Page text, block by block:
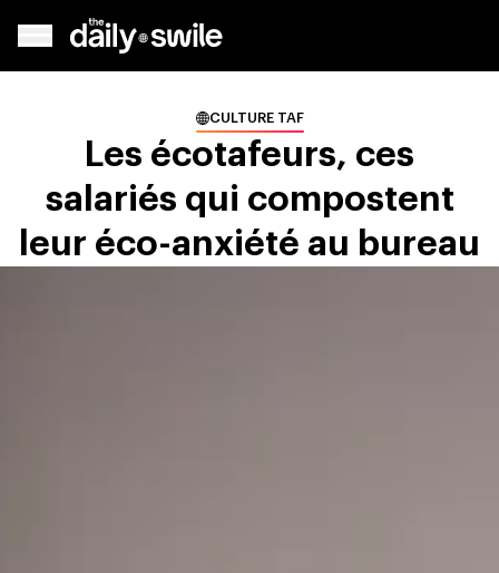
CULTURE TAF
Les écotafeurs, ces
salariés qui compostent
leur éco-anxiété au bureau